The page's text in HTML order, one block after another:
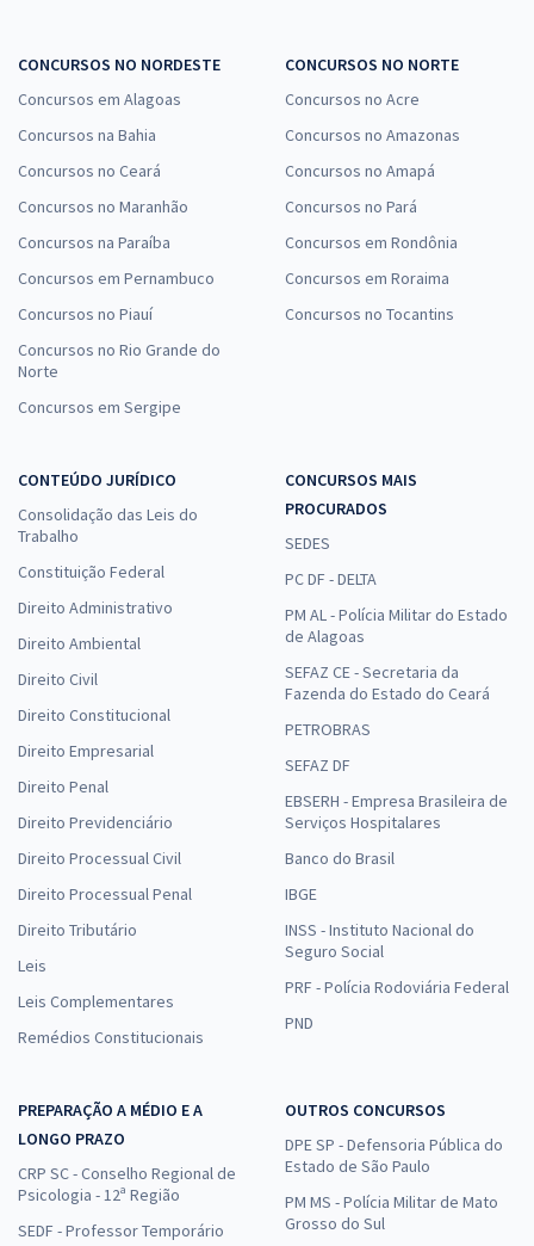
CONCURSOS NO NORDESTE
Concursos em Alagoas
Concursos na Bahia
Concursos no Ceará
Concursos no Maranhão
Concursos na Paraíba
Concursos em Pernambuco
Concursos no Piauí
Concursos no Rio Grande do
Norte
Concursos em Sergipe
CONCURSOS NO NORTE
Concursos no Acre
Concursos no Amazonas
Concursos no Amapá
Concursos no Pará
Concursos em Rondônia
Concursos em Roraima
Concursos no Tocantins
CONTEÚDO JURÍDICO
Consolidação das Leis do
Trabalho
Constituição Federal
Direito Administrativo
Direito Ambiental
Direito Civil
Direito Constitucional
Direito Empresarial
Direito Penal
Direito Previdenciário
Direito Processual Civil
Direito Processual Penal
Direito Tributário
Leis
Leis Complementares
Remédios Constitucionais
CONCURSOS MAIS
PROCURADOS
SEDES
PC DF - DELTA
PM AL - Polícia Militar do Estado
de Alagoas
SEFAZ CE - Secretaria da
Fazenda do Estado do Ceará
PETROBRAS
SEFAZ DF
EBSERH - Empresa Brasileira de
Serviços Hospitalares
Banco do Brasil
IBGE
INSS - Instituto Nacional do
Seguro Social
PRF - Polícia Rodoviária Federal
PND
PREPARAÇÃO A MÉDIO E A
LONGO PRAZO
CRP SC - Conselho Regional de
Psicologia - 12ª Região
SEDF - Professor Temporário
OUTROS CONCURSOS
DPE SP - Defensoria Pública do
Estado de São Paulo
PM MS - Polícia Militar de Mato
Grosso do Sul